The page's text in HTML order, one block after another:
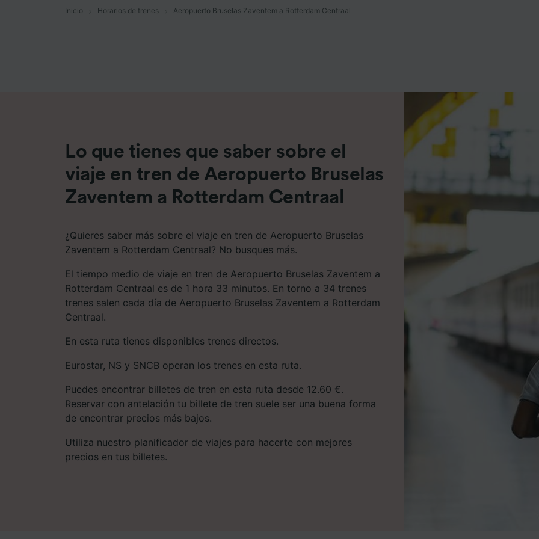
Inicio Horarios de trenes Aeropuerto Bruselas Zaventem a Rotterdam Centraal
Lo que tienes que saber sobre el
viaje en tren de Aeropuerto Bruselas
Zaventem a Rotterdam Centraal
¿Quieres saber más sobre el viaje en tren de Aeropuerto Bruselas
Zaventem a Rotterdam Centraal? No busques más.
El tiempo medio de viaje en tren de Aeropuerto Bruselas Zaventem a
Rotterdam Centraal es de 1 hora 33 minutos. En torno a 34 trenes
trenes salen cada día de Aeropuerto Bruselas Zaventem a Rotterdam
Centraal.
En esta ruta tienes disponibles trenes directos.
Eurostar, NS y SNCB operan los trenes en esta ruta.
Puedes encontrar billetes de tren en esta ruta desde 12.60 €.
Reservar con antelación tu billete de tren suele ser una buena forma
de encontrar precios más bajos.
Utiliza nuestro planificador de viajes para hacerte con mejores
precios en tus billetes.
Lista de asociados (proveedores)